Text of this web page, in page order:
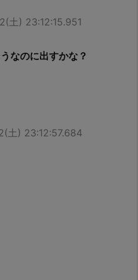
土) 23:12:15.951
なのに出すかな？
土) 23:12:57.684